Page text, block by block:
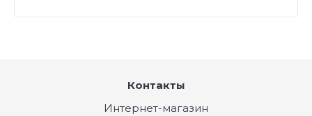
Контакты
Интернет-магазин